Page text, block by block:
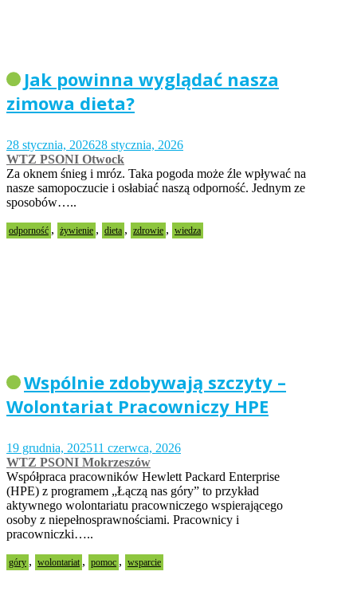
Jak powinna wyglądać nasza
zimowa dieta?
28 stycznia, 202628 stycznia, 2026
WTZ PSONI Otwock
Za oknem śnieg i mróz. Taka pogoda może źle wpływać na
nasze samopoczucie i osłabiać naszą odporność. Jednym ze
sposobów…..
odporność , żywienie , dieta , zdrowie , wiedza
Wspólnie zdobywają szczyty –
Wolontariat Pracowniczy HPE
19 grudnia, 202511 czerwca, 2026
WTZ PSONI Mokrzeszów
Współpraca pracowników Hewlett Packard Enterprise
(HPE) z programem „Łączą nas góry” to przykład
aktywnego wolontariatu pracowniczego wspierającego
osoby z niepełnosprawnościami. Pracownicy i
pracowniczki…..
góry , wolontariat , pomoc , wsparcie